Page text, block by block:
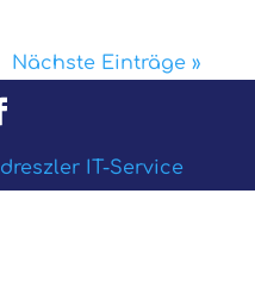
Nächste Einträge »
dreszler IT-Service